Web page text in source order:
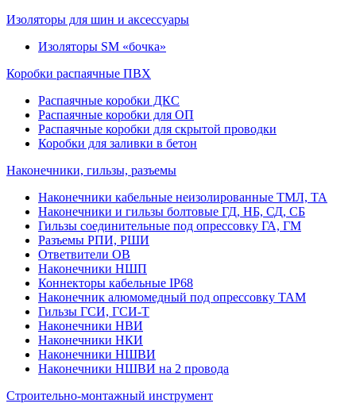
Изоляторы для шин и аксессуары
Изоляторы SM «бочка»
Коробки распаячные ПВХ
Распаячные коробки ДКС
Распаячные коробки для ОП
Распаячные коробки для скрытой проводки
Коробки для заливки в бетон
Наконечники, гильзы, разъемы
Наконечники кабельные неизолированные ТМЛ, ТА
Наконечники и гильзы болтовые ГД, НБ, СД, СБ
Гильзы соединительные под опрессовку ГА, ГМ
Разъемы РПИ, РШИ
Ответвители ОВ
Наконечники НШП
Коннекторы кабельные IP68
Наконечник алюмомедный под опрессовку ТАМ
Гильзы ГСИ, ГСИ-Т
Наконечники НВИ
Наконечники НКИ
Наконечники НШВИ
Наконечники НШВИ на 2 провода
Строительно-монтажный инструмент